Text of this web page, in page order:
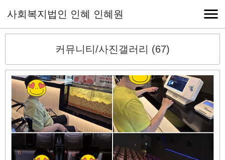
사회복지법인 인혜 인혜원
커뮤니티/사진갤러리 (67)